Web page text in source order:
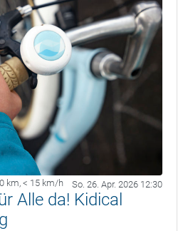
km, < 15 km/h So. 26. Apr. 2026 12:30
Alle da! Kidical